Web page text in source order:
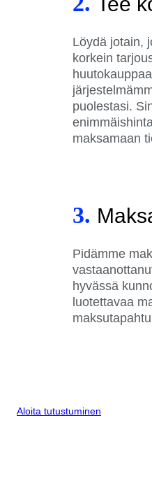
Löydä jotain,
korkein
puolestasi.
maksamaan
3.
Pidämme
hyvässä
luotettavaa
Aloita tutustuminen